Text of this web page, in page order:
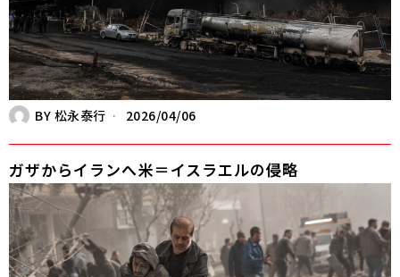
BY 松永泰行 2026/04/06
ガザからイランへ――米＝イスラエルの侵略